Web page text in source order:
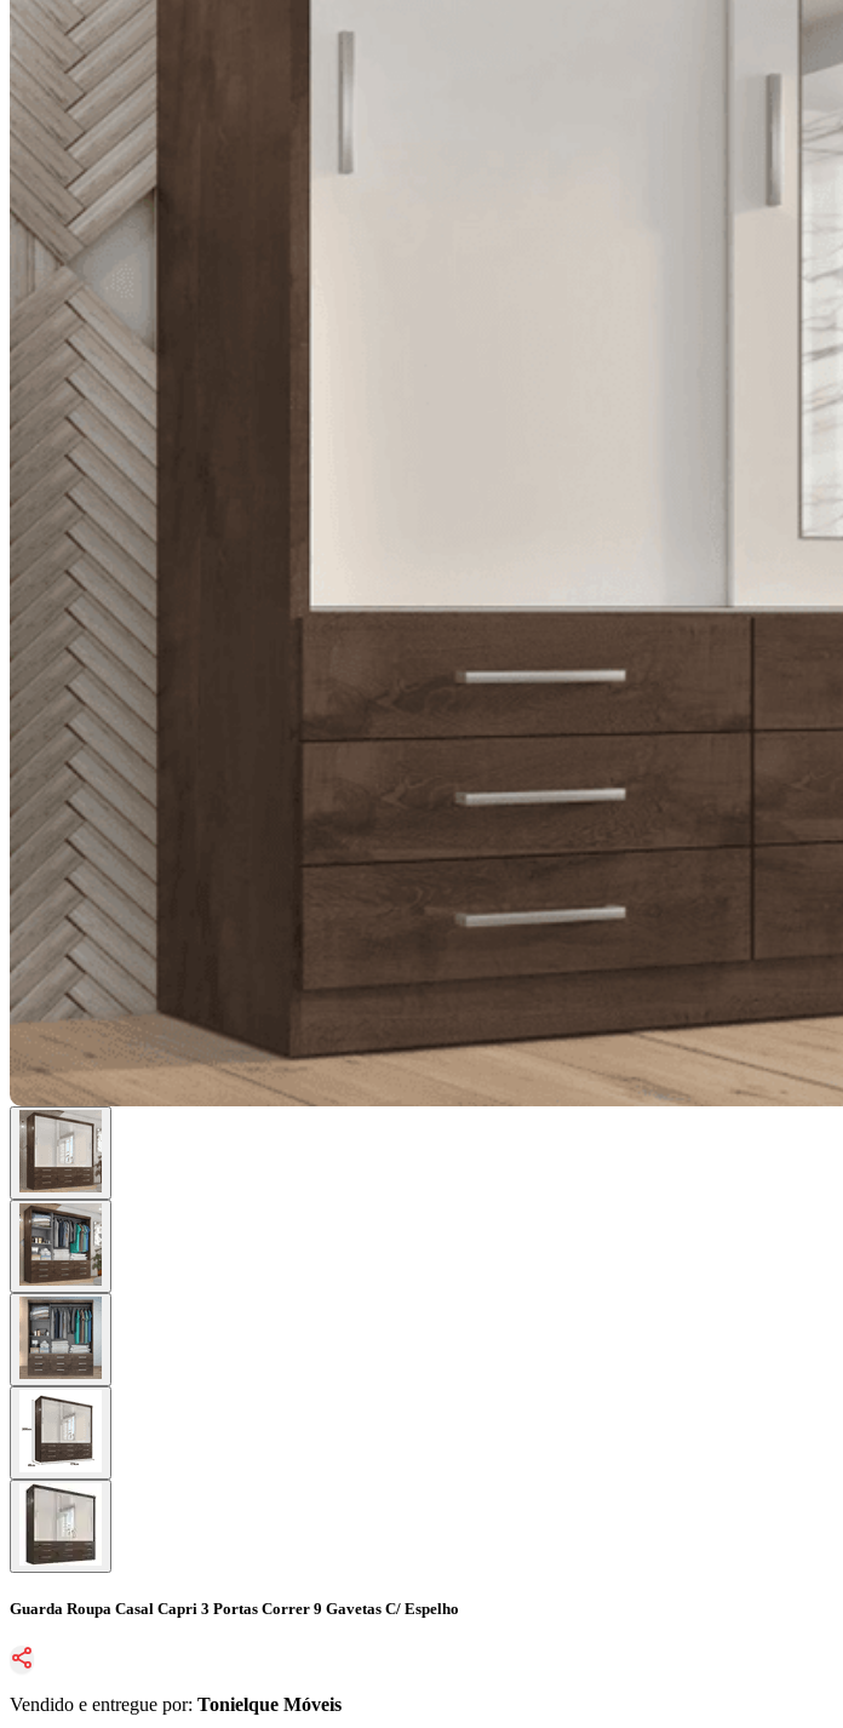
Guarda Roupa Casal Capri 3 Portas Correr 9 Gavetas C/ Espelho
Vendido e entregue por: Tonielque Móveis